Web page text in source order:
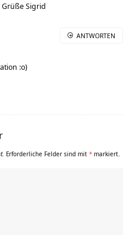
Sigrid
:o)
ANTWORTEN
Erforderliche Felder sind mit * markiert.